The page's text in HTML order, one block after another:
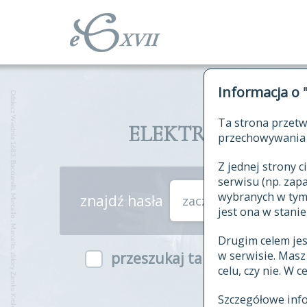
Informacja o
Ta strona
Z jednej strony
serwisu (np.
wybranych w
jest ona w
Drugim celem
w serwisie.
celu, czy nie. W
Szczegółowe
znajdź hasła zaczynające się od
przeszukaj także hasła w